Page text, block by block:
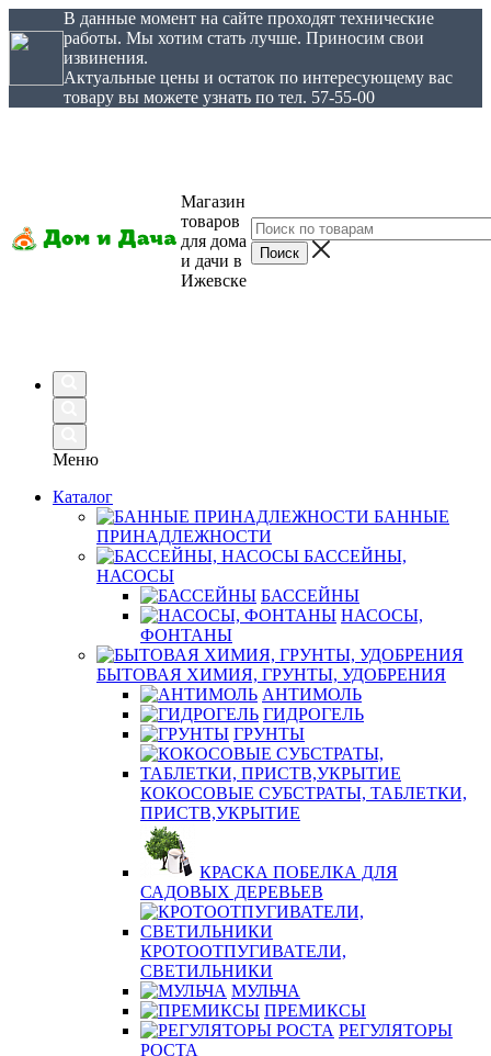
В данные момент на сайте проходят технические
работы. Мы хотим стать лучше. Приносим свои
извинения.
Актуальные цены и остаток по интересующему вас
товару вы можете узнать по тел. 57-55-00
Магазин
товаров
для дома
и дачи в
Ижевске
Меню
Каталог
БАННЫЕ
ПРИНАДЛЕЖНОСТИ
БАССЕЙНЫ,
НАСОСЫ
БАССЕЙНЫ
НАСОСЫ,
ФОНТАНЫ
БЫТОВАЯ ХИМИЯ, ГРУНТЫ, УДОБРЕНИЯ
АНТИМОЛЬ
ГИДРОГЕЛЬ
ГРУНТЫ
КОКОСОВЫЕ СУБСТРАТЫ, ТАБЛЕТКИ,
ПРИСТВ,УКРЫТИЕ
КРАСКА ПОБЕЛКА ДЛЯ
САДОВЫХ ДЕРЕВЬЕВ
КРОТООТПУГИВАТЕЛИ,
СВЕТИЛЬНИКИ
МУЛЬЧА
ПРЕМИКСЫ
РЕГУЛЯТОРЫ
РОСТА